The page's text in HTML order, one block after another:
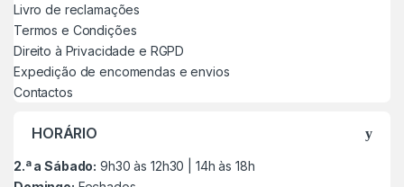
Livro de reclamações
Termos e Condições
Direito à Privacidade e RGPD
Expedição de encomendas e envios
Contactos
HORÁRIO
2.ª a Sábado: 9h30 às 12h30 | 14h às 18h